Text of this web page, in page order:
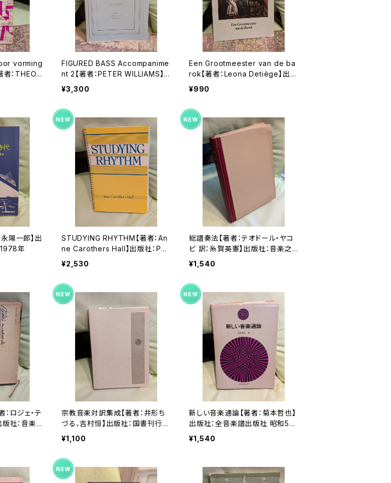
：THEO
年
FIGURED BASS Accompanime
nt 2【著者：PETER WILLIAMS】
出版社：UNIVERSITY PRESS 19
70年
¥3,300
Een Grootmeester van de ba
rok【著者：Leona Detiège】出版
社：不明 出版年不明
¥990
陽一郎】出
年
STUDYING RHYTHM【著者：An
ne Carothers Hall】出版社：PRE
NTICE-HALL,INC 1989年
¥2,530
総譜奏法【著者：テオドール・ヤコ
ビ 訳：糸賀英憲】出版社：音楽之
友社 昭和36年
¥1,540
：ロジェ・テ
版社：音楽
宗教音楽対訳集成【著者：井形ち
づる、吉村恒】出版社：国書刊行会
2007年
¥1,100
新しい音楽通論【著者：菊本哲也】
出版社：全音楽譜出版社 昭和50
年
¥1,540